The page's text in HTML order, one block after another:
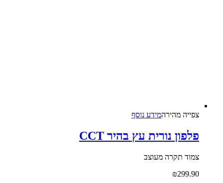
צפייה‬ ‫מהירה‬מידע נוסף
פלפון נורית עץ בהיר CCT
צמוד תקרה מעוצב
₪299.90